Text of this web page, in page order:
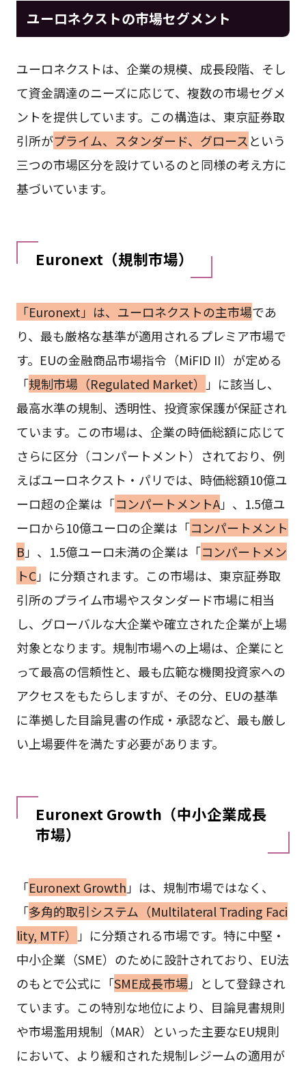
ユーロネクストの市場セグメント
ユーロネクストは、企業の規模、成長段階、そし
て資金調達のニーズに応じて、複数の市場セグメ
ントを提供しています。この構造は、東京証券取
引所がプライム、スタンダード、グロースという
三つの市場区分を設けているのと同様の考え方に
基づいています。
Euronext（規制市場）
「Euronext」は、ユーロネクストの主市場であ
り、最も厳格な基準が適用されるプレミア市場で
す。EUの金融商品市場指令（MiFID II）が定める
「規制市場（Regulated Market） 」に該当し、
最高水準の規制、透明性、投資家保護が保証され
ています。この市場は、企業の時価総額に応じて
さらに区分（コンパートメント）されており、例
えばユーロネクスト・パリでは、時価総額10億ユ
ーロ超の企業は「コンパートメントA」、1.5億ユ
ーロから10億ユーロの企業は「コンパートメント
B」、1.5億ユーロ未満の企業は「コンパートメン
トC」に分類されます。この市場は、東京証券取
引所のプライム市場やスタンダード市場に相当
し、グローバルな大企業や確立された企業が上場
対象となります。規制市場への上場は、企業にと
って最高の信頼性と、最も広範な機関投資家への
アクセスをもたらしますが、その分、EUの基準
に準拠した目論見書の作成・承認など、最も厳し
い上場要件を満たす必要があります。
Euronext Growth（中小企業成長
市場）
「Euronext Growth」は、規制市場ではなく、
「多角的取引システム（Multilateral Trading Faci
lity, MTF） 」に分類される市場です。特に中堅・
中小企業（SME）のために設計されており、EU法
のもとで公式に「SME成長市場」として登録され
ています。この特別な地位により、目論見書規則
や市場濫用規制（MAR）といった主要なEU規則
において、より緩和された規制レジームの適用が